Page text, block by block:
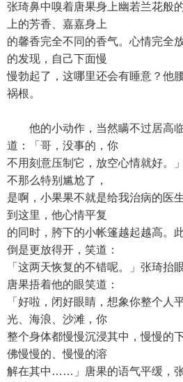
张琦鼻中嗅着唐果身上幽若兰花般
上的芳香、嘉嘉身上
的馨香完全不同的香气。心情完全
的发现，自己下面慢
慢勃起了，这哪里还会有睡意？他
祸根。
他的小动作，当然瞒不过居高
道：「哥，没事的，你
不用刻意压制它，放空心情就好。
不那么特别尴尬了，
是啊，小果果不就是给我治病的医
到这里，他心情平复
的同时，胯下的小帐篷越起越高。
倒是更放得开，笑道：
「这两天恢复的不错呢。」张琦抬
唐果捂着他的眼笑道：
「好啦，闭好眼睛，想象你整个人
光、海浪、沙滩，你
整个身体都慢慢沉浸其中，慢慢的
佛慢慢的、慢慢的溶
解在其中……」唐果的语气平缓，